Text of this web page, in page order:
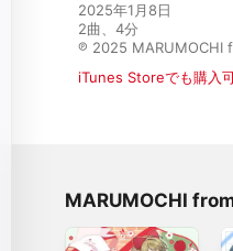
2025年1月8日
2曲、4分
℗ 2025 MARUMOCHI
iTunes Storeでも購入
MARUMOCHI